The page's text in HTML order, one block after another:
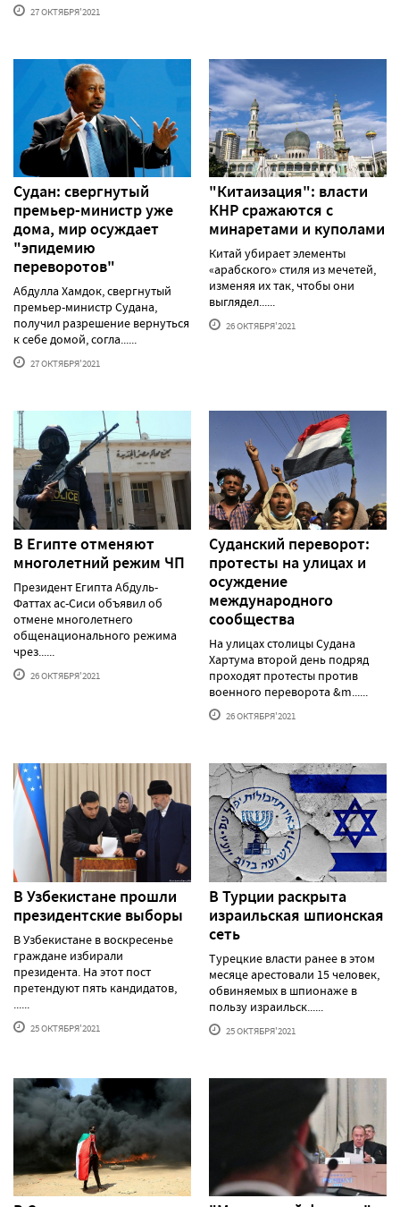
27 ОКТЯБРЯ'2021
Судан: свергнутый
премьер-министр уже
дома, мир осуждает
"эпидемию
переворотов"
Абдулла Хамдок, свергнутый
премьер-министр Судана,
получил разрешение вернуться
к себе домой, согла......
27 ОКТЯБРЯ'2021
"Китаизация": власти
КНР сражаются с
минаретами и куполами
Китай убирает элементы
«арабского» стиля из мечетей,
изменяя их так, чтобы они
выглядел......
26 ОКТЯБРЯ'2021
В Египте отменяют
многолетний режим ЧП
Президент Египта Абдуль-
Фаттах ас-Сиси объявил об
отмене многолетнего
общенационального режима
чрез......
26 ОКТЯБРЯ'2021
Суданский переворот:
протесты на улицах и
осуждение
международного
сообщества
На улицах столицы Судана
Хартума второй день подряд
проходят протесты против
военного переворота &m......
26 ОКТЯБРЯ'2021
В Узбекистане прошли
президентские выборы
В Узбекистане в воскресенье
граждане избирали
президента. На этот пост
претендуют пять кандидатов,
25 ОКТЯБРЯ'2021
В Турции раскрыта
израильская шпионская
сеть
Турецкие власти ранее в этом
месяце арестовали 15 человек,
обвиняемых в шпионаже в
пользу израильск......
25 ОКТЯБРЯ'2021